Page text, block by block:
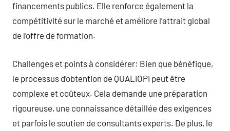
financements publics. Elle renforce également la
compétitivité sur le marché et améliore l’attrait global
de l’offre de formation.
Challenges et points à considérer: Bien que bénéfique,
le processus d’obtention de QUALIOPI peut être
complexe et coûteux. Cela demande une préparation
rigoureuse, une connaissance détaillée des exigences
et parfois le soutien de consultants experts. De plus, le